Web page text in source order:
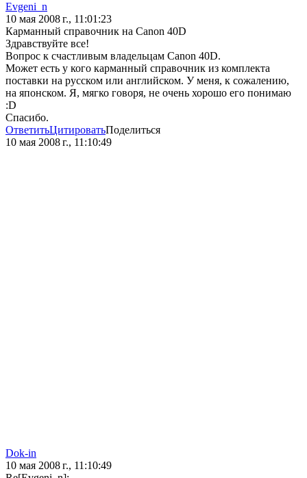
Evgeni_n
10 мая 2008 г., 11:01:23
Карманный справочник на Canon 40D
Здравствуйте все!
Вопрос к счастливым владельцам Canon 40D.
Может есть у кого карманный справочник из комплекта
поставки на русском или английском. У меня, к сожалению,
на японском. Я, мягко говоря, не очень хорошо его понимаю
:D
Спасибо.
ОтветитьЦитироватьПоделиться
10 мая 2008 г., 11:10:49
Dok-in
10 мая 2008 г., 11:10:49